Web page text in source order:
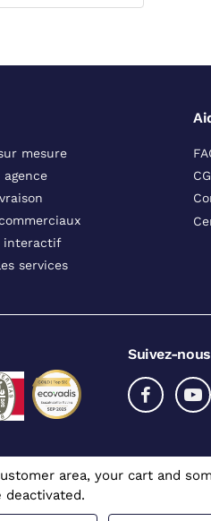
mesure
interactif
services
Suivez-
Prix affichés en euros et hors
area, your cart and
deactivated.